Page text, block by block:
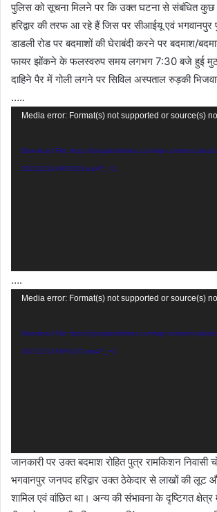
पुलिस को सूचना मिलने पर कि उक्त घटना से संबंधित कुछ
हरिद्वार की तरफ आ रहे हैं जिस पर सीआईयू एवं भगवानपुर
डाडली रोड पर बदमाशों की घेराबंदी करने पर बदमाश/
फायर झोंकने के फलस्वरुप समय लगभग 7:30 बजे हुई
दाहिने पैर में गोली लगने पर सिविल अस्पताल रुड़की
…..
Video
Media error: Format(s) not supported or source(s)
Download File: https://janpakshtimes.com/wp-content/
20221213-WA0023.mp4?_=1
….
Video
Media error: Format(s) not supported or source(s)
Download File: https://janpakshtimes.com/wp-content/
20221213-WA0022.mp4?_=2
जानकारी पर उक्त बदमाश रोहित पुत्र रामकिशन निवासी
भगवानपुर जनपद हरिद्वार उक्त ठेकेदार से लाखों की लूट
शामिल एवं वांछित था। अन्य की संभावना के दृष्टिगत क्षेत्र